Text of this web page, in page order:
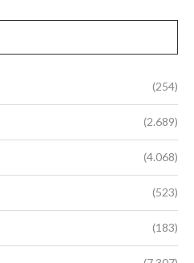
(254)
(2.689)
(4.068)
(523)
(183)